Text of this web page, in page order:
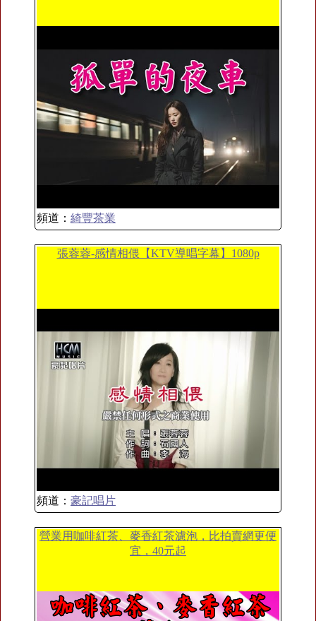
頻道： 綺豐茶業
張蓉蓉-感情相偎【KTV導唱字幕】1080p
頻道： 豪記唱片
營業用咖啡紅茶、麥香紅茶濾泡，比拍賣網更便
宜，40元起